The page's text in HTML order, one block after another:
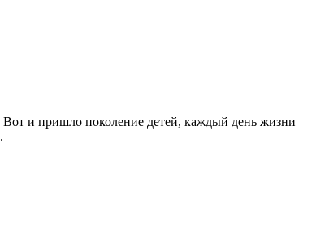
и пришло поколение детей, каждый день жизни